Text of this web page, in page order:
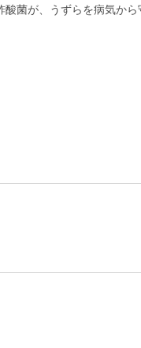
菌が、うずらを病気から